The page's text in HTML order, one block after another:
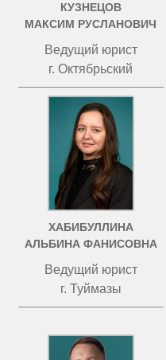
КУЗНЕЦОВ
МАКСИМ РУСЛАНОВИЧ
Ведущий юрист
г. Октябрьский
ХАБИБУЛЛИНА
АЛЬБИНА ФАНИСОВНА
Ведущий юрист
г. Туймазы